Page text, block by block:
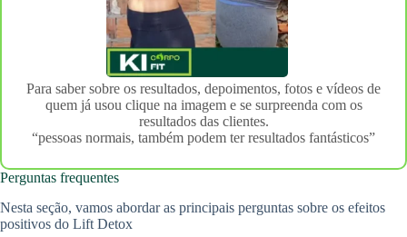
Para saber sobre os resultados, depoimentos, fotos e vídeos de
quem já usou clique na imagem e se surpreenda com os
resultados das clientes.
“pessoas normais, também podem ter resultados fantásticos”
Perguntas frequentes
Nesta seção, vamos abordar as principais perguntas sobre os efeitos
positivos do Lift Detox